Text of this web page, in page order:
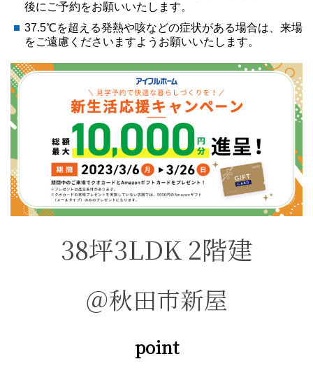
後にご予約をお願いいたします。
37.5℃を超える発熱や咳などの症状がある場合は、来場
をご遠慮くださいますようお願いいたします。
38坪3LDK 2階建
＠秋田市新屋
point